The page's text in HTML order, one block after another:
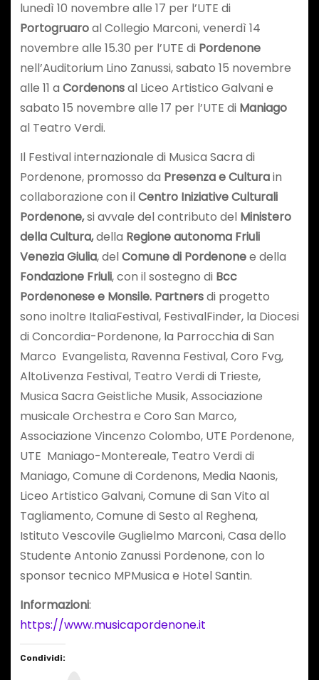
lunedì 10 novembre alle 17 per l’UTE di
Portogruaroal Collegio Marconi, venerdì 14
novembre alle 15.30 per l’UTE di Pordenone
nell’Auditorium Lino Zanussi, sabato 15 novembre
alle 11 a Cordenonsal Liceo Artistico Galvani e
sabato 15 novembre alle 17 per l’UTE di Maniago
al Teatro Verdi.
Il Festival internazionale di Musica Sacra di
Pordenone, promosso da Presenza e Culturain
collaborazione con ilCentro Iniziative Culturali
Pordenone,si avvale del contributo del Ministero
della Cultura,della Regione autonoma Friuli
Venezia Giulia, delComune di Pordenonee della
Fondazione Friuli, con il sostegno di Bcc
Pordenonese e Monsile. Partnersdi progetto
sono inoltre ItaliaFestival, FestivalFinder, la Diocesi
di Concordia-Pordenone, la Parrocchia di San
Marco Evangelista, Ravenna Festival, Coro Fvg,
AltoLivenza Festival, Teatro Verdi di Trieste,
Musica Sacra Geistliche Musik, Associazione
musicale Orchestra e Coro San Marco,
Associazione Vincenzo Colombo, UTE Pordenone,
UTE Maniago-Montereale, Teatro Verdi di
Maniago, Comune di Cordenons, Media Naonis,
Liceo Artistico Galvani, Comune di San Vito al
Tagliamento, Comune di Sesto al Reghena,
Istituto Vescovile Guglielmo Marconi, Casa dello
Studente Antonio Zanussi Pordenone, con lo
sponsor tecnico MPMusica e Hotel Santin.
Informazioni:
https://www.musicapordenone.it
Condividi: